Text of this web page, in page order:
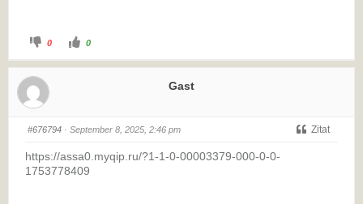
0 0
Gast
#676794 · September 8, 2025, 2:46 pm Zitat
https://assa0.myqip.ru/?1-1-0-00003379-000-0-0-
1753778409